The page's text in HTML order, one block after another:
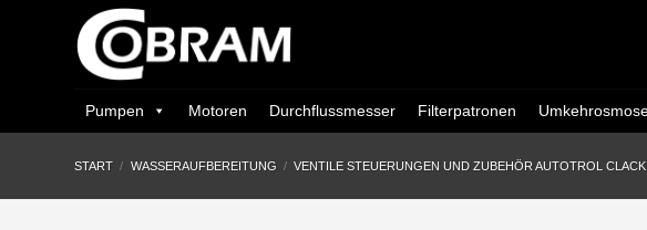
Pumpen Motoren Durchflussmesser Filterpatronen
START / WASSERAUFBEREITUNG / VENTILE STEUERUNGEN UND ZUBEHÖR AUTOTROL